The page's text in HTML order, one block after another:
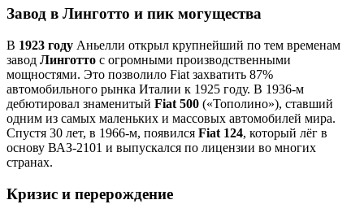
Завод в Линготто и пик могущества
В 1923 году Аньелли открыл крупнейший по тем временам
завод Линготто с огромными производственными
мощностями. Это позволило Fiat захватить 87%
автомобильного рынка Италии к 1925 году. В 1936‑м
дебютировал знаменитый Fiat 500 («Тополино»), ставший
одним из самых маленьких и массовых автомобилей мира.
Спустя 30 лет, в 1966‑м, появился Fiat 124, который лёг в
основу ВАЗ‑2101 и выпускался по лицензии во многих
странах.
Кризис и перерождение